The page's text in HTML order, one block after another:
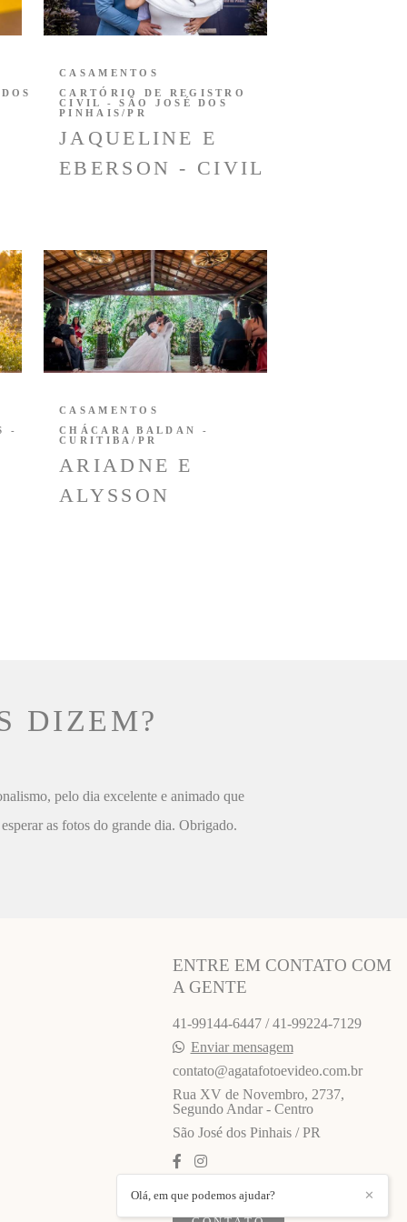
JAQUELINE E
EBERSON - CIVIL
CASAMENTOS
CARTÓRIO DE REGISTRO
CIVIL - SÃO JOSÉ DOS
PINHAIS/PR
-
ARIADNE E
ALYSSON
CASAMENTOS
CHÁCARA BALDAN -
CURITIBA/PR
DIZEM?
pelo dia excelente e animado que
as fotos do grande dia. Obrigado.
ENTRE EM CONTATO COM
A GENTE
41-99144-6447 / 41-99224-7129
Enviar mensagem
contato@agatafotoevideo.com.br
Rua XV de Novembro, 2737,
Segundo Andar - Centro
São José dos Pinhais / PR
✕
Olá, em que podemos ajudar?